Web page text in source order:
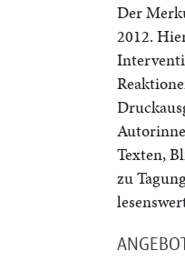
Der
2012.
Texten,
zu